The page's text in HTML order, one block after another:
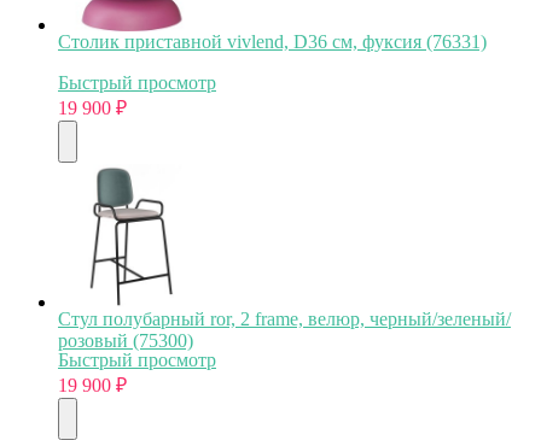
Столик приставной vivlend, D36 см, фуксия (76331)
Быстрый просмотр
19 900 ₽
Стул полубарный ror, 2 frame, велюр, черный/зеленый/
розовый (75300)
Быстрый просмотр
19 900 ₽